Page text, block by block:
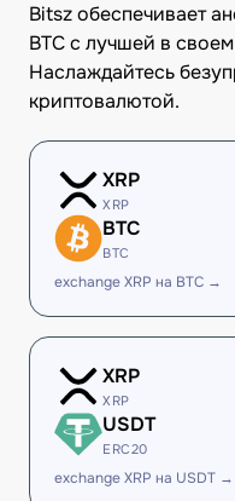
Bitsz обеспечивает
BTC с лучшей в
Наслаждайтесь
криптовалютой.
XRP
XRP
BTC
BTC
exchange XRP на BTC →
XRP
XRP
USDT
ERC20
exchange XRP на USDT →